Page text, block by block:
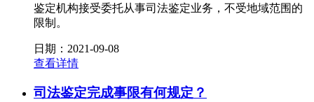
鉴定机构接受委托从事司法鉴定业务，不受地域范围的
限制。
日期：2021-09-08
查看详情
司法鉴定完成事限有何规定？